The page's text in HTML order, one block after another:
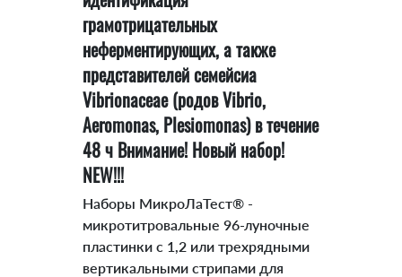
грамотрицательных
неферментирующих, а также
представителей семейсиа
Vibrionaceae (родов Vibrio,
Aeromonas, Plesiomonas) в течение
48 ч Внимание! Новый набор!
NEW!!!
Наборы МикроЛаТест® -
микротитровальные 96-луночные
пластинки с 1,2 или трехрядными
вертикальными стрипами для